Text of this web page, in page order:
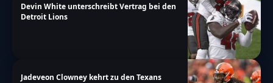
Devin White unterschreibt Vertrag bei den
Detroit Lions
Jadeveon Clowney kehrt zu den Texans